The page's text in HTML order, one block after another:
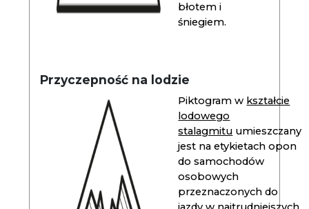
błotem i
śniegiem.
Przyczepność na lodzie
Piktogram w kształcie
lodowego
stalagmitu umieszczany
jest na etykietach opon
do samochodów
osobowych
przeznaczonych do